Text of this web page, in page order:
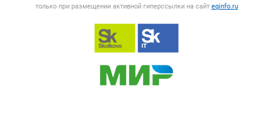
только при размещении активной гиперссылки на сайт eqinfo.ru